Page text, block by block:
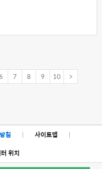
7 8 9 10 >
침 | 사이트맵
|
위치